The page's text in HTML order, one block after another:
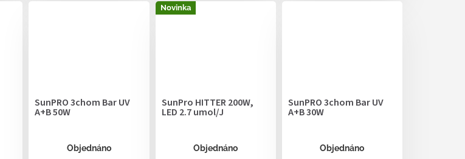
SunPRO 3chom Bar UV
A+B 50W
Objednáno
Novinka
SunPro HITTER 200W,
LED 2.7 umol/J
Objednáno
SunPRO 3chom Bar UV
A+B 30W
Objednáno